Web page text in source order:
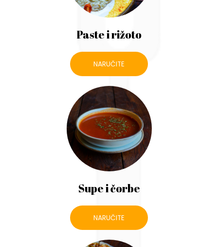
Paste i rižoto
NARUČITE
Supe i čorbe
NARUČITE